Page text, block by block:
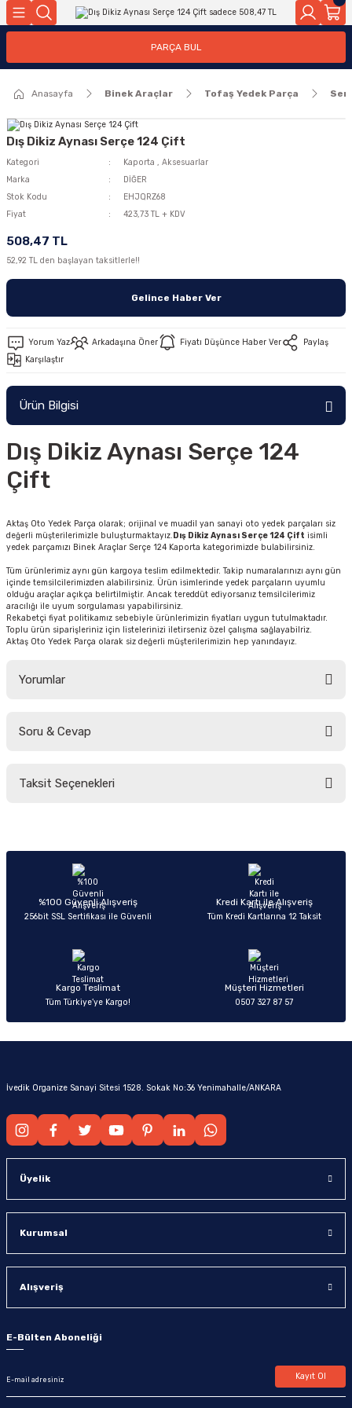
Geri Dön
Geri Dön
PARÇA BUL
Anasayfa Binek Araçlar Tofaş Yedek Parça
Dış Dikiz Aynası Serçe 124 Çift
Kategori Kaporta , Aksesuarlar
Marka
DİĞER
Stok Kodu
EHJQRZ68
Fiyat
423,73 TL + KDV
508,47 TL
52,92 TL den başlayan taksitlerle!!
Gelince Haber Ver
Yorum Yaz Arkadaşına Öner Fiyatı Düşünce Haber Ver
Paylaş
Karşılaştır
Ürün Bilgisi
Dış Dikiz Aynası Serçe 124
Çift
Aktaş Oto Yedek Parça olarak; orijinal ve muadil yan sanayi oto yedek parçaları siz
değerli müşterilerimizle buluşturmaktayız.Dış Dikiz Aynası Serçe 124 Çift isimli
yedek parçamızı Binek Araçlar Serçe 124 Kaporta kategorimizde bulabilirsiniz.
Tüm ürünlerimiz aynı gün kargoya teslim edilmektedir. Takip numaralarınızı aynı gün
içinde temsilcilerimizden alabilirsiniz. Ürün isimlerinde yedek parçaların uyumlu
olduğu araçlar açıkça belirtilmiştir. Ancak tereddüt ediyorsanız temsilcilerimiz
aracılığı ile uyum sorgulaması yapabilirsiniz.
Rekabetçi fiyat politikamız sebebiyle ürünlerimizin fiyatları uygun tutulmaktadır.
Toplu ürün siparişleriniz için listelerinizi iletirseniz özel çalışma sağlayabilriz.
Aktaş Oto Yedek Parça olarak siz değerli müşterilerimizin hep yanındayız.
Yorumlar
Soru & Cevap
Taksit Seçenekleri
%100 Güvenli Alışveriş
256bit SSL Sertifikası ile Güvenli
Kredi Kartı ile Alışveriş
Tüm Kredi Kartlarına 12 Taksit
Kargo Teslimat
Tüm Türkiye’ye Kargo!
Müşteri Hizmetleri
0507 327 87 57
İvedik Organize Sanayi Sitesi 1528. Sokak No:36 Yenimahalle/ANKARA
Üyelik
Kurumsal
Alışveriş
E-Bülten Aboneliği
Kayıt Ol